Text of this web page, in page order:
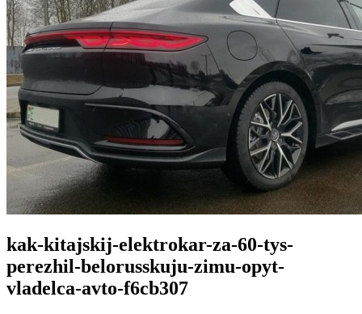
kak-kitajskij-elektrokar-za-60-tys-
perezhil-belorusskuju-zimu-opyt-
vladelca-avto-f6cb307